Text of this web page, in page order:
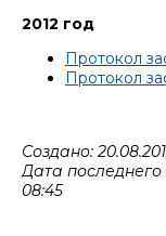
2012 год
Протокол
Протокол
Создано:
Дата
08:45